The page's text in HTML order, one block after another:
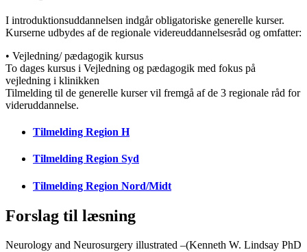
I introduktionsuddannelsen indgår obligatoriske generelle kurser.
Kurserne udbydes af de regionale videreuddannelsesråd og omfatter:
• Vejledning/ pædagogik kursus
To dages kursus i Vejledning og pædagogik med fokus på
vejledning i klinikken
Tilmelding til de generelle kurser vil fremgå af de 3 regionale råd for
videruddannelse.
Tilmelding Region H
Tilmelding Region Syd
Tilmelding Region Nord/Midt
Forslag til læsning
Neurology and Neurosurgery illustrated –(Kenneth W. Lindsay PhD